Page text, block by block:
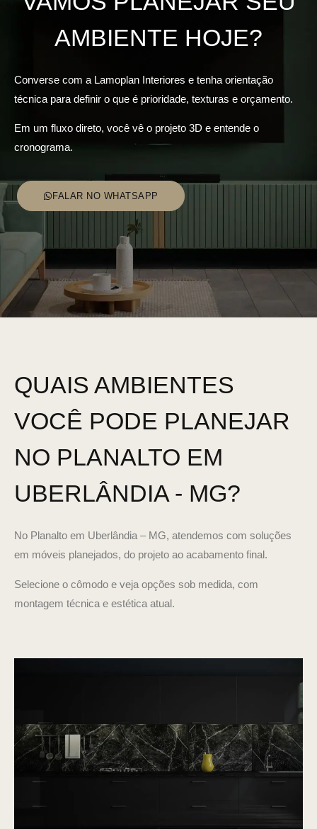
AMBIENTE HOJE?
Converse com a Lamoplan Interiores e tenha orientação
técnica para definir o que é prioridade, texturas e orçamento.
Em um fluxo direto, você vê o projeto 3D e entende o
cronograma.
FALAR NO WHATSAPP
QUAIS AMBIENTES
VOCÊ PODE PLANEJAR
NO PLANALTO EM
UBERLÂNDIA - MG?
No Planalto em Uberlândia – MG, atendemos com soluções
em móveis planejados, do projeto ao acabamento final.
Selecione o cômodo e veja opções sob medida, com
montagem técnica e estética atual.